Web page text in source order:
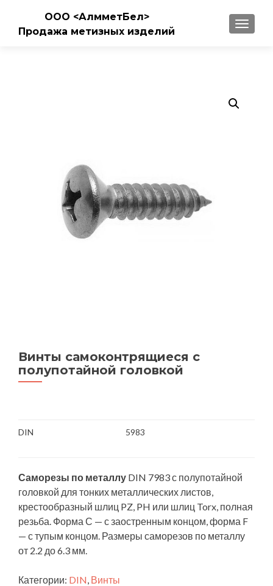
ООО <АлмметБел>
Продажа метизных изделий
Винты самоконтрящиеся с
полупотайной головкой
DIN 5983
Саморезы по металлу DIN 7983 с полупотайной
головкой для тонких металлических листов,
крестообразный шлиц PZ, PH или шлиц Torx, полная
резьба. Форма С — с заостренным концом, форма F
— с тупым концом. Размеры саморезов по металлу
от 2.2 до 6.3 мм.
Категории: DIN, Винты